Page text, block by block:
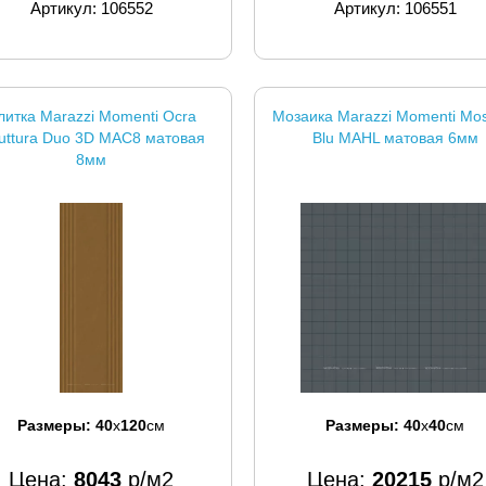
Артикул: 106552 Артикул: 106551
Marazzi Momenti Ocra
Duo 3D MAC8 матовая
8мм
Размеры: 40x120см
Цена: 8043 р/м2
Мозаика Marazzi Momenti
Blu MAHL матовая 6мм
Размеры: 40x40см
Цена: 20215р/м2